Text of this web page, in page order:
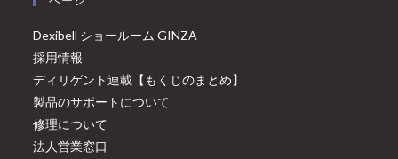
Dexibell ショールーム GINZA
採用情報
ディリゲント連載【もくじのまとめ】
製品のサポートについて
修理について
法人営業窓口